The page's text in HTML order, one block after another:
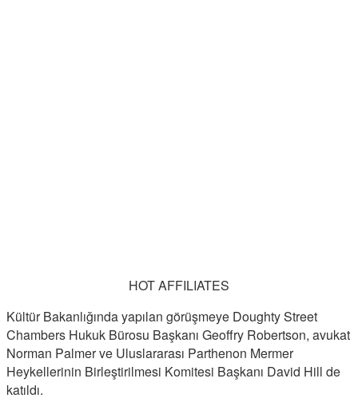
HOT AFFILIATES
Kültür Bakanlığında yapılan görüşmeye Doughty Street
Chambers Hukuk Bürosu Başkanı Geoffry Robertson, avukat
Norman Palmer ve Uluslararası Parthenon Mermer
Heykellerinin Birleştirilmesi Komitesi Başkanı David Hill de
katıldı.